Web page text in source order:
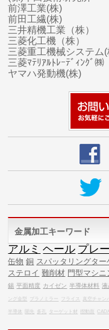
前澤工業(株)
前田工繊(株)
三井精機工業（株）
三菱化工機（株）
三菱重工機械システム(
三菱ﾏﾃﾘｱﾙﾄﾚｰﾃﾞｨﾝｸﾞ㈱
ヤマハ発動機(株)
金属加工キーワード
アルミ ヘール プレ
缶物 銅 スパッタリングター
ステロイ 難削材 門型マシニ
錫 平面精度 カイゼン 半導体材料 液
ング金型 プラノミラー フライス 真空チャン
半導体 多孔 ターゲット材 CAD/